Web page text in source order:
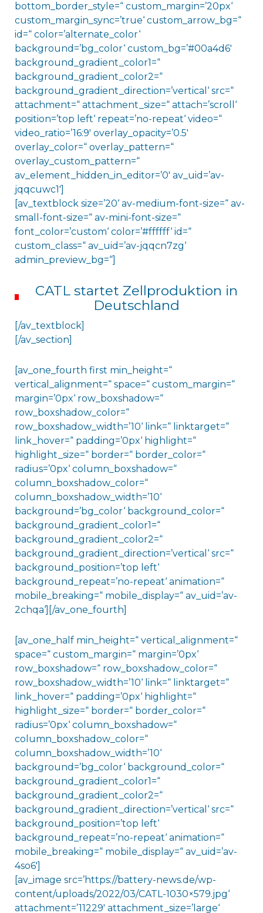
bottom_border_style=“ custom_margin=’20px‘
custom_margin_sync=’true‘ custom_arrow_bg=“
id=“ color=’alternate_color‘
background=’bg_color‘ custom_bg=’#00a4d6′
background_gradient_color1=“
background_gradient_color2=“
background_gradient_direction=’vertical‘ src=“
attachment=“ attachment_size=“ attach=’scroll‘
position=’top left‘ repeat=’no-repeat‘ video=“
video_ratio=’16:9′ overlay_opacity=’0.5′
overlay_color=“ overlay_pattern=“
overlay_custom_pattern=“
av_element_hidden_in_editor=’0′ av_uid=’av-
jqqcuwc1′]
[av_textblock size=’20‘ av-medium-font-size=“ av-
small-font-size=“ av-mini-font-size=“
font_color=’custom‘ color=’#ffffff‘ id=“
custom_class=“ av_uid=’av-jqqcn7zg‘
admin_preview_bg=“]
CATL startet Zellproduktion in
Deutschland
[/av_textblock]
[/av_section]
[av_one_fourth first min_height=“
vertical_alignment=“ space=“ custom_margin=“
margin=’0px‘ row_boxshadow=“
row_boxshadow_color=“
row_boxshadow_width=’10‘ link=“ linktarget=“
link_hover=“ padding=’0px‘ highlight=“
highlight_size=“ border=“ border_color=“
radius=’0px‘ column_boxshadow=“
column_boxshadow_color=“
column_boxshadow_width=’10‘
background=’bg_color‘ background_color=“
background_gradient_color1=“
background_gradient_color2=“
background_gradient_direction=’vertical‘ src=“
background_position=’top left‘
background_repeat=’no-repeat‘ animation=“
mobile_breaking=“ mobile_display=“ av_uid=’av-
2chqa‘][/av_one_fourth]
[av_one_half min_height=“ vertical_alignment=“
space=“ custom_margin=“ margin=’0px‘
row_boxshadow=“ row_boxshadow_color=“
row_boxshadow_width=’10‘ link=“ linktarget=“
link_hover=“ padding=’0px‘ highlight=“
highlight_size=“ border=“ border_color=“
radius=’0px‘ column_boxshadow=“
column_boxshadow_color=“
column_boxshadow_width=’10‘
background=’bg_color‘ background_color=“
background_gradient_color1=“
background_gradient_color2=“
background_gradient_direction=’vertical‘ src=“
background_position=’top left‘
background_repeat=’no-repeat‘ animation=“
mobile_breaking=“ mobile_display=“ av_uid=’av-
4so6′]
[av_image src=’https://battery-news.de/wp-
content/uploads/2022/03/CATL-1030×579.jpg‘
attachment=’11229′ attachment_size=’large‘